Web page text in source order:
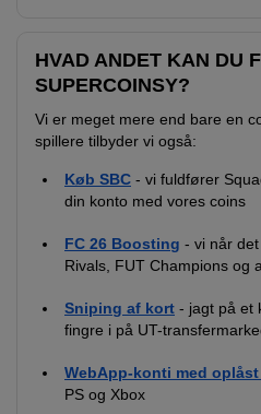
HVAD ANDET KAN DU
SUPERCOINSY?
Vi er meget mere end bare en
spillere tilbyder vi også:
Køb SBC - vi fuldfører
din konto med vores coins
FC 26 Boosting - vi når
Rivals, FUT Champions og
Sniping af kort - jagt på et
fingre i på UT-
WebApp-konti med oplåst
PS og Xbox